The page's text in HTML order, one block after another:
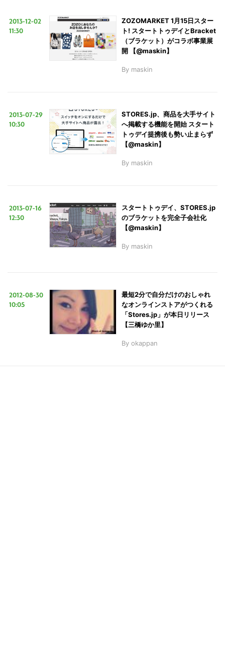
2013-12-02
11:30
ZOZOMARKET 1月15日スター
ト! スタートトゥデイとBracket
（ブラケット）がコラボ事業展
開 【@maskin】
By maskin
2013-07-29
10:30
STORES.jp、商品を大手サイト
へ掲載する機能を開始 スタート
トゥデイ提携後も勢い止まらず
【@maskin】
By maskin
2013-07-16
12:30
スタートトゥデイ、STORES.jp
のブラケットを完全子会社化
【@maskin】
By maskin
2012-08-30
10:05
最短2分で自分だけのおしゃれ
なオンラインストアがつくれる
「Stores.jp」が本日リリース
【三橋ゆか里】
By okappan
イ
ト